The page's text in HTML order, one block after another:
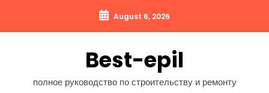
содержимому
August 6, 2026
Best-epil
полное руководство по строительству и ремонту